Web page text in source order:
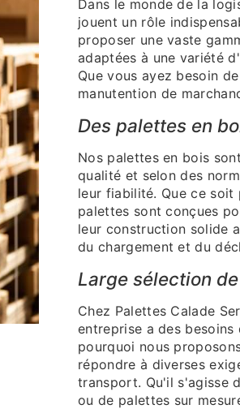
Dans le monde de la
jouent un rôle
proposer une vaste
adaptées à une variété
Que vous ayez besoin
manutention de
Des palettes en
Nos palettes en bois
qualité et selon des
leur fiabilité. Que ce soit
palettes sont conçues
leur construction solide
du chargement et du
Large sélection
Chez Palettes Calade
entreprise a des
pourquoi nous
répondre à diverses
transport. Qu'il s'agisse
ou de palettes sur